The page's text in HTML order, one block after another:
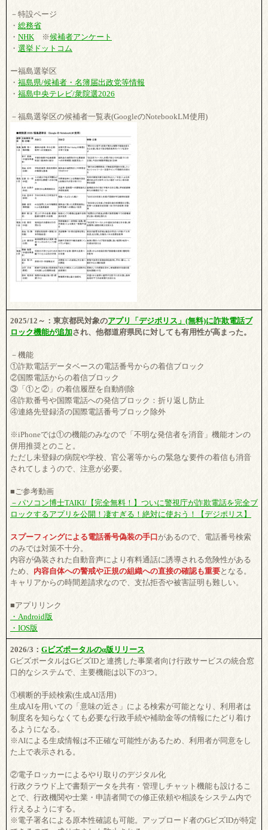
－特設ページ
・ 総務省
・ NHK※候補者アンケート
・ 選挙ドットコム
ー福島選挙区
・ 福島県/候補者・名簿届出政党等情報
・ 福島中央テレビ/衆院選2026
－福島選挙区の候補者一覧表(GoogleのNotebookLM使用)
2025/12～：東京都民対象のアプリ「デジポリス」(無料)に詐欺電話ブ
ロック機能が追加され、他都道府県民に対しても有用性が高まった。
－機能
①詐欺電話データベースの電話番号からの着信ブロック
②国際電話からの着信ブロック
③「①と②」の着信履歴を自動削除
④詐欺番号や国際電話への発信ブロック：折り返し防止
④連絡先登録済の国際電話番号ブロック除外
※iPhoneでは①の機能のみなので「不明な発信者を消音」機能オンの
併用推奨とのこと。
ただし未登録の病院や学校、官公署等からの緊急な要件の着信も消音
されてしまうので、注意が必要。
■ご参考動画
－パソコン博士TAIKI/【完全無料！】ついに警視庁が詐欺電話を完全ブ
ロックするアプリを公開！凄すぎる！絶対に使おう！【デジポリス】
スプーフィングによる電話番号偽装の手口 があるので、電話番号検索
のみでは対策不十分。
内容が偽装された自動音声により有料通話に誘導される危険性がある
ため、 内容自体への警戒や正規の組織への直接の確認も重要となる。
キャリアからの時間差請求なので、支払拒否や被害証明も難しい。
■アプリリンク
・Android版
・IOS版
2026/3： Gビズポータルのα版リリース
GビズポータルはGビズIDと連携した事業者向け行政サービスの統合窓
口的なシステムで、主要機能は以下の3つ。
①横断的手続検索(生成AI活用)
生成AIを用いての「意味の近さ」による検索が可能となり、利用者は
制度名を知らなくても必要な行政手続や補助金等の情報にたどり着け
るようになる。
※AIによる生成情報は不正確な可能性があるため、利用者が同意をし
た上で表示される。
②電子ロッカーによるやり取りのデジタル化
行政クラウド上で書類データを共有・管理しチャット機能も設けるこ
とで、行政機関や士業・申請者間での修正依頼や相談をシステム内で
行えるようにする。
※電子署名による原本性確認も可能。アップロード者のGビズIDが特定